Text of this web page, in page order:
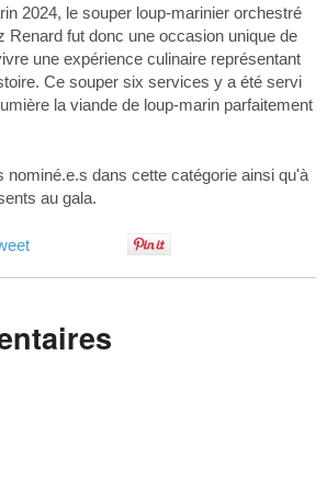
2024, le souper loup-marinier orchestré
Renard fut donc une occasion unique de
une expérience culinaire représentant
Ce souper six services y a été servi
la viande de loup-marin parfaitement
nominé.e.s dans cette catégorie ainsi qu'à
au gala.